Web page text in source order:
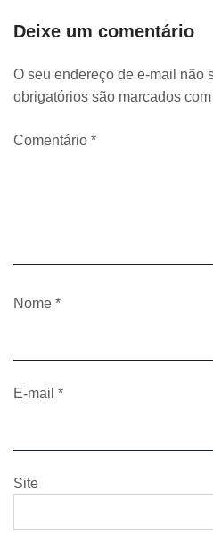
Deixe um comentário
O seu endereço de e-mail não
obrigatórios são marcados com
Comentário *
Nome *
E-mail *
Site